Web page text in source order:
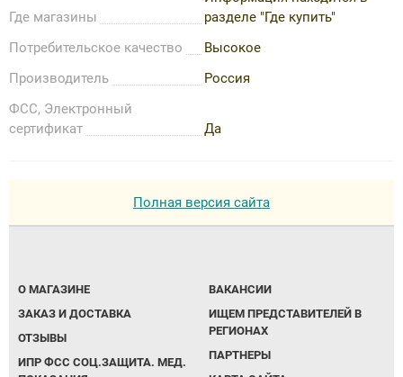
Где магазины
разделе "Где купить"
Потребительское качество
Высокое
Производитель
Россия
ФСС, Электронный
сертификат
Да
Полная версия сайта
О МАГАЗИНЕ
ЗАКАЗ И ДОСТАВКА
ОТЗЫВЫ
ИПР ФСС СОЦ.ЗАЩИТА. МЕД.
ВАКАНСИИ
ИЩЕМ ПРЕДСТАВИТЕЛЕЙ В
РЕГИОНАХ
ПАРТНЕРЫ